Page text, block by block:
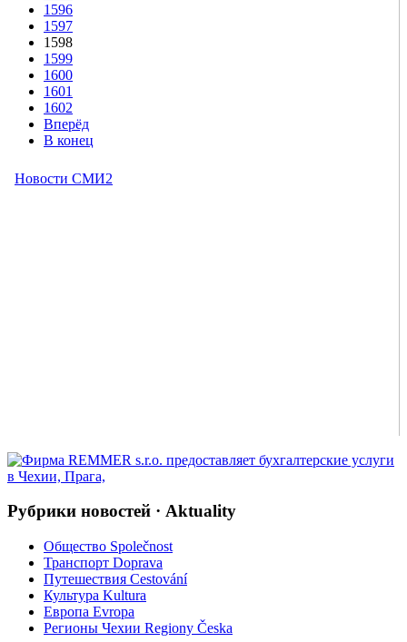
1596
1597
1598
1599
1600
1601
1602
Вперёд
В конец
Рубрики новостей · Aktuality
Общество Společnost
Транспорт Doprava
Путешествия Cestování
Культура Kultura
Европа Evropa
Регионы Чехии Regiony Česka